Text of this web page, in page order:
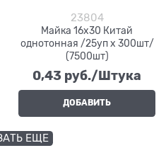
23804
Майка 16х30 Китай
однотонная /25уп х 300шт/
(7500шт)
0,43 руб./Штука
ДОБАВИТЬ
ЕЩЕ